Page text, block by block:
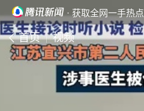
· 获取全网一手热点
首页 视频